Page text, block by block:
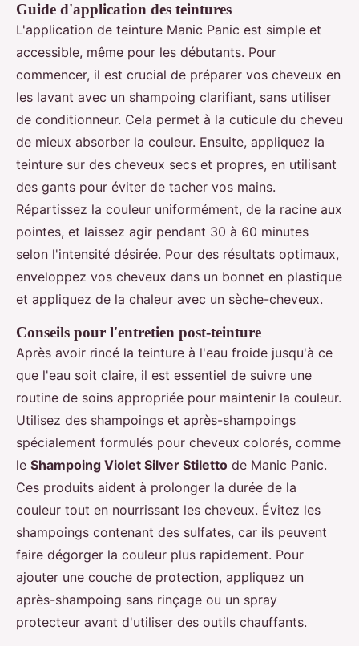
Guide d'application des teintures
L'application de teinture Manic Panic est simple et
accessible, même pour les débutants. Pour
commencer, il est crucial de préparer vos cheveux en
les lavant avec un shampoing clarifiant, sans utiliser
de conditionneur. Cela permet à la cuticule du cheveu
de mieux absorber la couleur. Ensuite, appliquez la
teinture sur des cheveux secs et propres, en utilisant
des gants pour éviter de tacher vos mains.
Répartissez la couleur uniformément, de la racine aux
pointes, et laissez agir pendant 30 à 60 minutes
selon l'intensité désirée. Pour des résultats optimaux,
enveloppez vos cheveux dans un bonnet en plastique
et appliquez de la chaleur avec un sèche-cheveux.
Conseils pour l'entretien post-teinture
Après avoir rincé la teinture à l'eau froide jusqu'à ce
que l'eau soit claire, il est essentiel de suivre une
routine de soins appropriée pour maintenir la couleur.
Utilisez des shampoings et après-shampoings
spécialement formulés pour cheveux colorés, comme
le Shampoing Violet Silver Stiletto de Manic Panic.
Ces produits aident à prolonger la durée de la
couleur tout en nourrissant les cheveux. Évitez les
shampoings contenant des sulfates, car ils peuvent
faire dégorger la couleur plus rapidement. Pour
ajouter une couche de protection, appliquez un
après-shampoing sans rinçage ou un spray
protecteur avant d'utiliser des outils chauffants.